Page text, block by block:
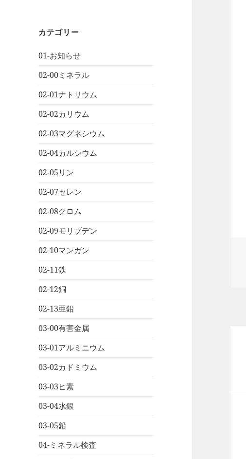
カテゴリー
01-お知らせ
02-00ミネラル
02-01ナトリウム
02-02カリウム
02-03マグネシウム
02-04カルシウム
02-05リン
02-07セレン
02-08クロム
02-09モリブデン
02-10マンガン
02-11鉄
02-12銅
02-13亜鉛
03-00有害金属
03-01アルミニウム
03-02カドミウム
03-03ヒ素
03-04水銀
03-05鉛
04-ミネラル検査